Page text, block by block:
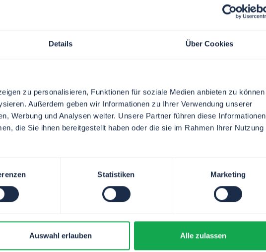
Details Über Cookies
zu personalisieren, Funktionen für soziale Medien anbieten zu können
Außerdem geben wir Informationen zu Ihrer Verwendung unserer
Werbung und Analysen weiter. Unsere Partner führen diese Informationen
die Sie ihnen bereitgestellt haben oder die sie im Rahmen Ihrer Nutzung
Statistiken Marketing
Auswahl erlauben Alle zulassen
LET YOUR WORK FLOW